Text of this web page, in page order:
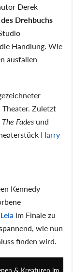
Derek
Drehbuchs
Handlung. Wie
ausfallen
Zuletzt
The Fades und
Harry
Kennedy
im Finale zu
wie nun
finden wird.
& Kreaturen im